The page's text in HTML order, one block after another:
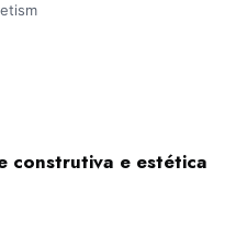
construtiva e estética